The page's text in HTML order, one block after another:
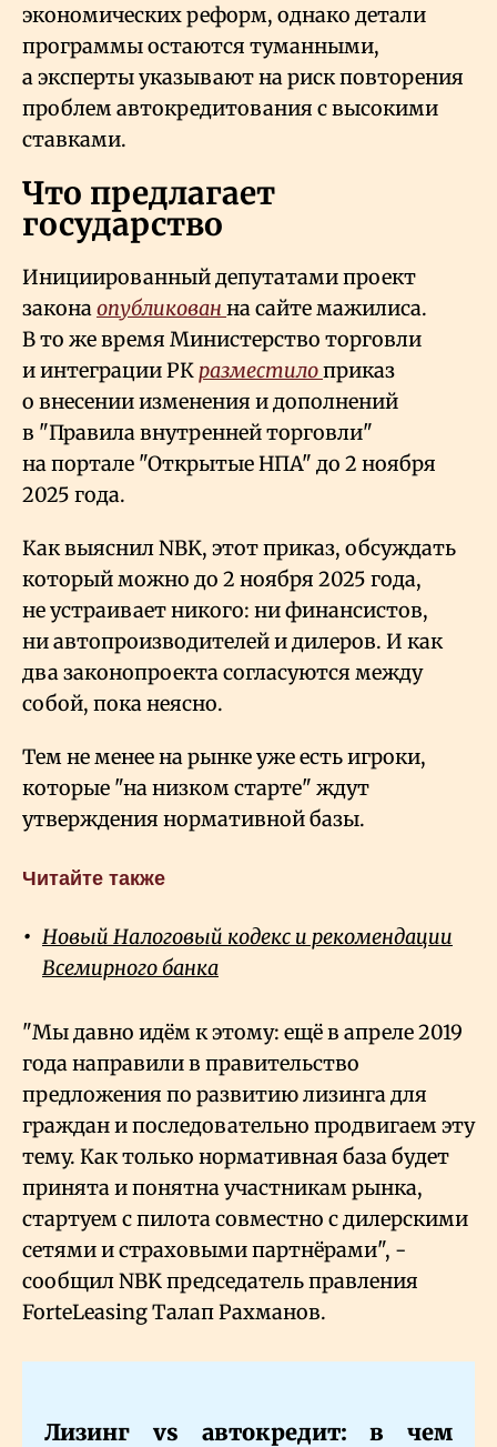
экономических реформ, однако детали
программы остаются туманными,
а эксперты указывают на риск повторения
проблем автокредитования с высокими
ставками.
Что предлагает
государство
Инициированный депутатами проект
законаопубликован на сайте мажилиса.
В то же время Министерство торговли
и интеграции РК разместилоприказ
о внесении изменения и дополнений
в "Правила внутренней торговли"
на портале "Открытые НПА" до 2 ноября
2025 года.
Как выяснил NBK, этот приказ, обсуждать
который можно до 2 ноября 2025 года,
не устраивает никого: ни финансистов,
ни автопроизводителей и дилеров. И как
два законопроекта согласуются между
собой, пока неясно.
Тем не менее на рынке уже есть игроки,
которые "на низком старте" ждут
утверждения нормативной базы.
Читайте также
Новый Налоговый кодекс и рекомендации
Всемирного банка
"Мы давно идём к этому: ещё в апреле 2019
года направили в правительство
предложения по развитию лизинга для
граждан и последовательно продвигаем эту
тему. Как только нормативная база будет
принята и понятна участникам рынка,
стартуем с пилота совместно с дилерскими
сетями и страховыми партнёрами", -
сообщил NBK председатель правления
ForteLeasing Талап Рахманов.
Лизинг vs автокредит: в чем